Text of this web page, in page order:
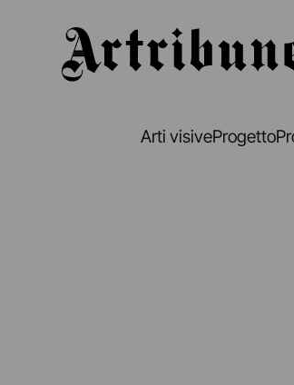
Arti visiveProgetto